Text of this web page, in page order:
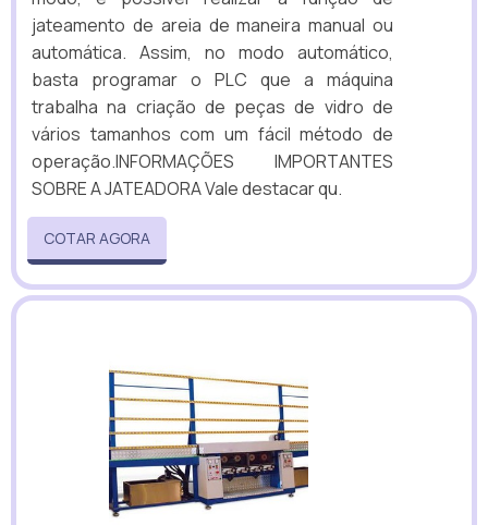
jateamento de areia de maneira manual ou
automática. Assim, no modo automático,
basta programar o PLC que a máquina
trabalha na criação de peças de vidro de
vários tamanhos com um fácil método de
operação.INFORMAÇÕES IMPORTANTES
SOBRE A JATEADORA Vale destacar qu.
COTAR AGORA